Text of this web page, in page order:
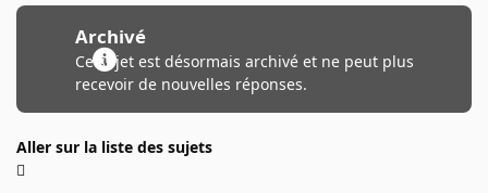
Archivé
Ce sujet est désormais archivé et ne peut plus
recevoir de nouvelles réponses.
Aller sur la liste des sujets